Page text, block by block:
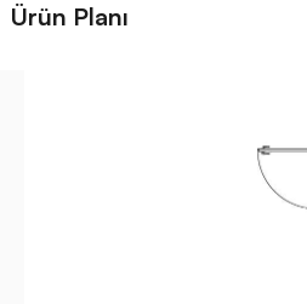
Ürün Planı